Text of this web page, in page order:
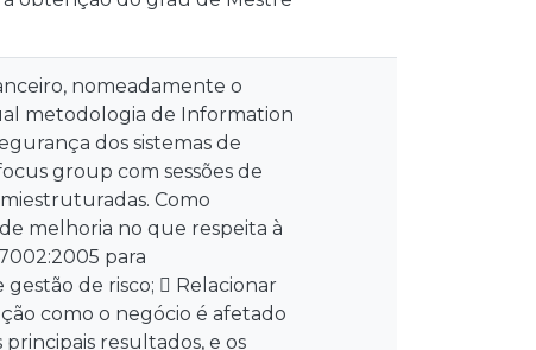
nomeadamente o
metodologia de Information
dos sistemas de
group com sessões de
Como
melhoria no que respeita à
para
de risco;  Relacionar
como o negócio é afetado
resultados, e os